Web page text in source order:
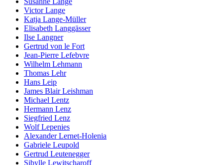
Victor Lange
Katja Lange-Müller
Elisabeth Langgässer
Ilse Langner
Gertrud von le Fort
Jean-Pierre Lefebvre
Wilhelm Lehmann
Thomas Lehr
Hans Leip
James Blair Leishman
Michael Lentz
Hermann Lenz
Siegfried Lenz
Wolf Lepenies
Alexander Lernet-Holenia
Gabriele Leupold
Gertrud Leutenegger
Sibylle Lewitscharoff